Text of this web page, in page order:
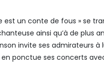
est un conte de fous » se
ainsi qu’à de plus
invite ses admirateurs à
ponctue ses concerts